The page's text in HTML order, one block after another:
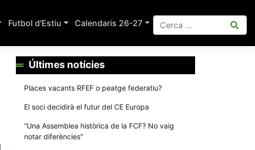
Futbol d'Estiu Calendaris 26-27
Últimes notícies
Places vacants RFEF o peatge federatiu?
El soci decidirà el futur del CE Europa
“Una Assemblea històrica de la FCF? No vaig
notar diferències”